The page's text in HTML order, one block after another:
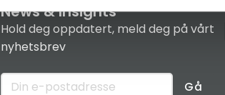
News & Insights
Hold deg oppdatert, meld deg på vårt
nyhetsbrev
Gå